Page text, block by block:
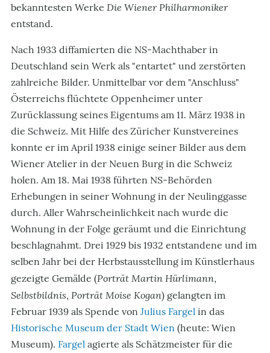
bekanntesten Werke Die Wiener Philharmoniker
entstand.
Nach 1933 diffamierten die NS-Machthaber in
Deutschland sein Werk als "entartet" und zerstörten
zahlreiche Bilder. Unmittelbar vor dem "Anschluss"
Österreichs flüchtete Oppenheimer unter
Zurücklassung seines Eigentums am 11. März 1938 in
die Schweiz. Mit Hilfe des Züricher Kunstvereines
konnte er im April 1938 einige seiner Bilder aus dem
Wiener Atelier in der Neuen Burg in die Schweiz
holen. Am 18. Mai 1938 führten NS-Behörden
Erhebungen in seiner Wohnung in der Neulinggasse
durch. Aller Wahrscheinlichkeit nach wurde die
Wohnung in der Folge geräumt und die Einrichtung
beschlagnahmt. Drei 1929 bis 1932 entstandene und im
selben Jahr bei der Herbstausstellung im Künstlerhaus
gezeigte Gemälde (Porträt Martin Hürlimann,
Selbstbildnis, Porträt Moise Kogan) gelangten im
Februar 1939 als Spende von Julius Fargel in das
Historische Museum der Stadt Wien (heute: Wien
Museum). Fargel agierte als Schätzmeister für die